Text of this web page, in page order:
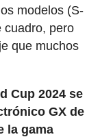
modelos (S-
cuadro, pero
que muchos
Cup 2024 se
GX de
la gama